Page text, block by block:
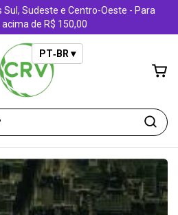
Sul, Sudeste e Centro-Oeste - Para
de R$ 150,00
PT‑BR ▾